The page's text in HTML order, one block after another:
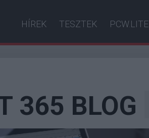
HÍREK TESZTEK PCW.LITE
365 BLOG